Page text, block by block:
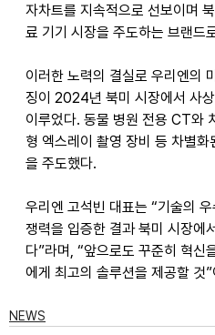
자차트를 지속적으로 선보이며
료 기기 시장을 주도하는 브랜드
이러한 노력의 결실로 우리엔의
징이 2024년 북미 시장에서 사
이루었다. 동물 병원 전용 CT와
형 엑스레이 촬영 장비 등 차별
을 주도했다.
우리엔 고석빈 대표는 “기술의
쟁력을 입증한 결과 북미 시장에
다”라며, “앞으로도 꾸준히 혁신
에게 최고의 솔루션을 제공할 것
NEWS